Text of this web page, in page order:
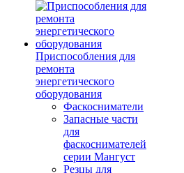
Приспособления для
ремонта
энергетического
оборудования
Фаскосниматели
Запасные части
для
фаскоснимателей
серии Мангуст
Резцы для